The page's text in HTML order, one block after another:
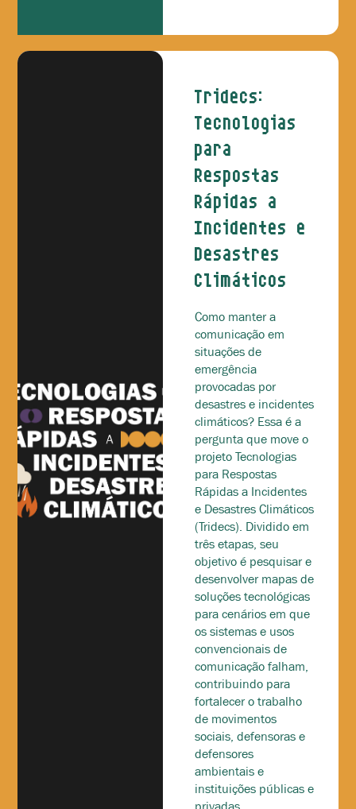
Tridecs:
Tecnologias
para
Respostas
Rápidas a
Incidentes e
Desastres
Climáticos
Como manter a
comunicação em
situações de
emergência
provocadas por
desastres e incidentes
climáticos? Essa é a
pergunta que move o
projeto Tecnologias
para Respostas
Rápidas a Incidentes
e Desastres Climáticos
(Tridecs). Dividido em
três etapas, seu
objetivo é pesquisar e
desenvolver mapas de
soluções tecnológicas
para cenários em que
os sistemas e usos
convencionais de
comunicação falham,
contribuindo para
fortalecer o trabalho
de movimentos
sociais, defensoras e
defensores
ambientais e
instituições públicas e